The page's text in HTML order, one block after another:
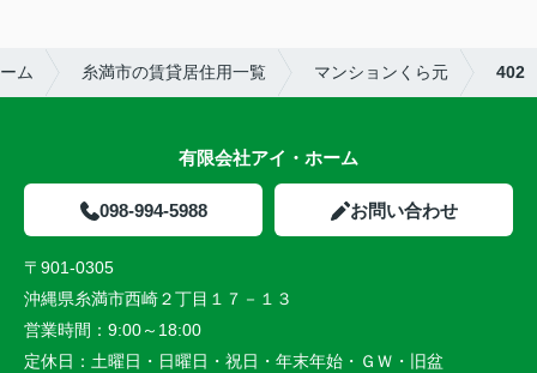
ム 糸満市の賃貸居住用一覧 マンションくら元 402
有限会社アイ・ホーム
098-994-5988 お問い合わせ
〒901-0305
沖縄県糸満市西崎２丁目１７－１３
営業時間： 9:00～18:00
定休日： 土曜日・日曜日・祝日・年末年始・ＧＷ・旧盆